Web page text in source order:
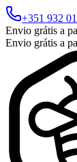
+351 932
Envio grátis a
Envio grátis a